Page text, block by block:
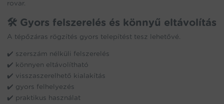
rovar.
🛠️ Gyors felszerelés és könnyű eltávolítás
A tépőzáras rögzítés gyors telepítést tesz lehetővé.
✔️ szerszám nélküli felszerelés
✔️ könnyen eltávolítható
✔️ visszaszerelhető kialakítás
✔️ gyors felhelyezés
✔️ praktikus használat